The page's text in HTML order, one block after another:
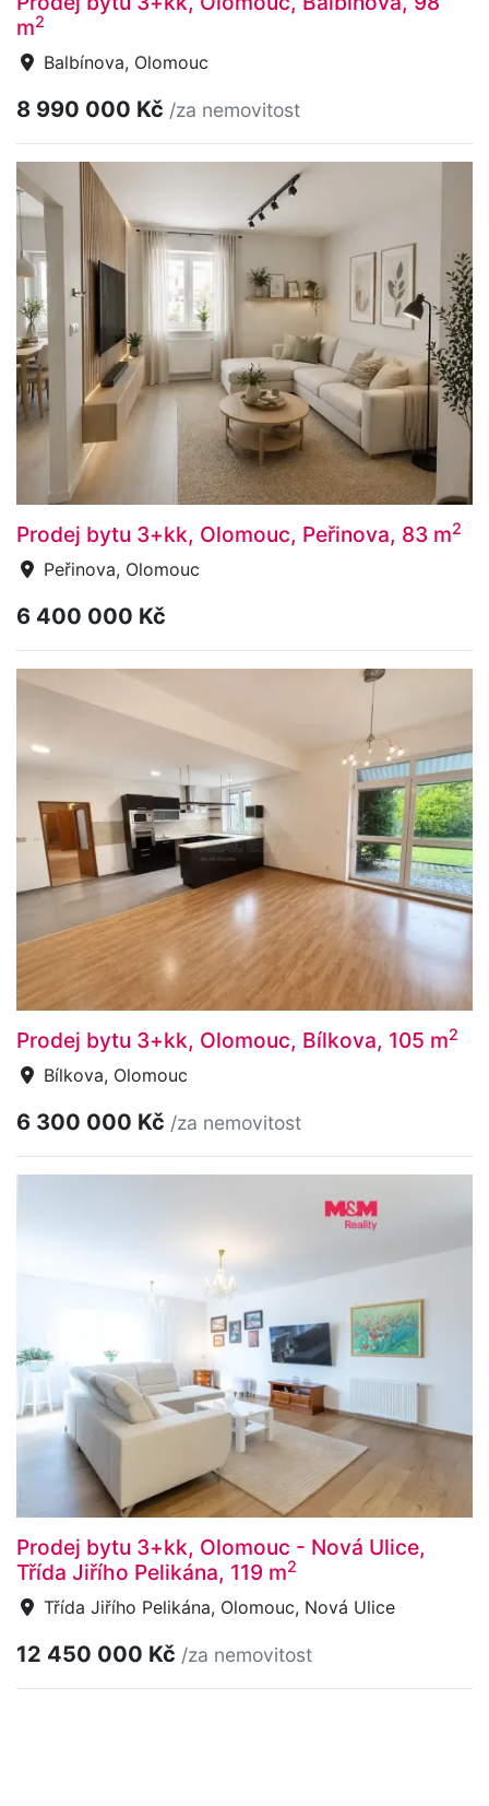
m2
Balbínova, Olomouc
8 990 000 Kč /za nemovitost
Prodej bytu 3+kk, Olomouc, Peřinova, 83 m2
Peřinova, Olomouc
6 400 000 Kč
Prodej bytu 3+kk, Olomouc, Bílkova, 105 m2
Bílkova, Olomouc
6 300 000 Kč /za nemovitost
Prodej bytu 3+kk, Olomouc - Nová Ulice,
Třída Jiřího Pelikána, 119 m2
Třída Jiřího Pelikána, Olomouc, Nová Ulice
12 450 000 Kč /za nemovitost